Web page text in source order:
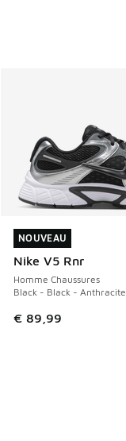
NOUVEAU
Nike V5 Rnr
Homme Chaussures
Black - Black - Anthracite
€ 89,99
NOUVEAU